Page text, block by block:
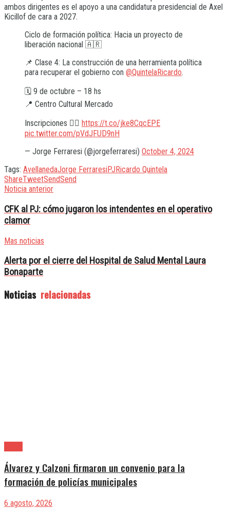
ambos dirigentes es el apoyo a una candidatura presidencial de Axel
Kicillof de cara a 2027.
Ciclo de formación política: Hacia un proyecto de
liberación nacional 🇦🇷
📌 Clase 4: La construcción de una herramienta política
para recuperar el gobierno con @QuintelaRicardo.
🗓️ 9 de octubre – 18 hs
📍 Centro Cultural Mercado
Inscripciones 👇🏼 https://t.co/jke8CqcEPE
pic.twitter.com/pVdJFUD9nH
— Jorge Ferraresi (@jorgeferraresi) October 4, 2024
Tags: AvellanedaJorge FerraresiPJRicardo Quintela
ShareTweetSendSend
Noticia anterior
CFK al PJ: cómo jugaron los intendentes en el operativo
clamor
Mas noticias
Alerta por el cierre del Hospital de Salud Mental Laura
Bonaparte
Noticias relacionadas
Álvarez y Calzoni firmaron un convenio para la
formación de policías municipales
6 agosto, 2026